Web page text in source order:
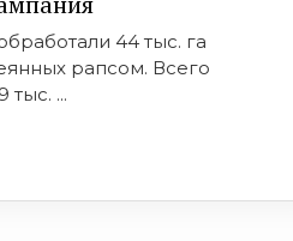
44 тыс. га
рапсом. Всего
тыс. ...